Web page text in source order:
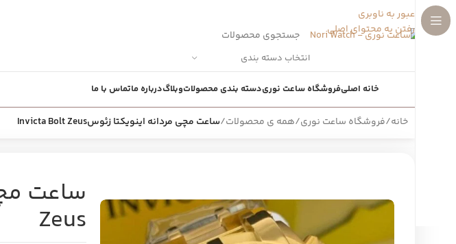
عبور به ناوبری
رفتن به محتوای اصلی
انتخاب دسته بندی
خانه اصلیفروشگاه ساعت نوریدسته بندی محصولاتوبلاگدرباره ماتماس با ما
خانه/فروشگاه ساعت نوری/همه ی محصولات/ساعت مچی مردانه اینویکتا زئوسInvicta Bolt Zeus
Zeus